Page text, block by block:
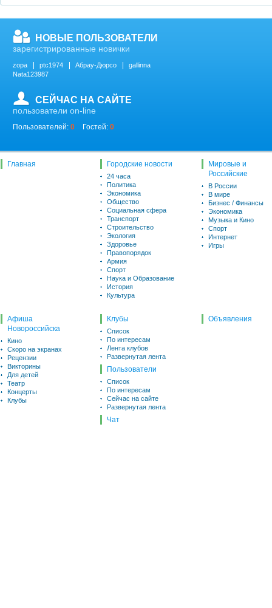
НОВЫЕ ПОЛЬЗОВАТЕЛИ
зарегистрированные новички
zopa ptc1974 Абрау-Дюрсо
gallinna
Nata123987
СЕЙЧАС НА САЙТЕ
пользователи on-line
Пользователей: 0 Гостей: 0
Главная Городские новости
24 часа
Политика
Экономика
Общество
Социальная сфера
Транспорт
Строительство
Экология
Здоровье
Правопорядок
Армия
Спорт
Наука и Образование
История
Культура
Мировые и
Российские
В России
В мире
Бизнес / Финансы
Экономика
Музыка и Кино
Спорт
Интернет
Игры
Афиша
Новороссийска
Кино
Скоро на экранах
Рецензии
Викторины
Для детей
Театр
Концерты
Клубы
Клубы
Список
По интересам
Лента клубов
Развернутая лента
Пользователи
Список
По интересам
Сейчас на сайте
Развернутая лента
Чат
Объявления